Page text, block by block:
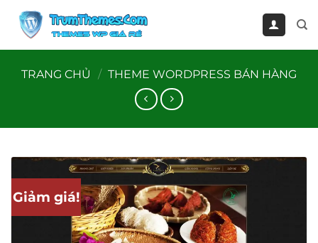
qua
TRANG CHỦ
/ THEME WORDPRESS BÁN HÀNG
Giảm giá!